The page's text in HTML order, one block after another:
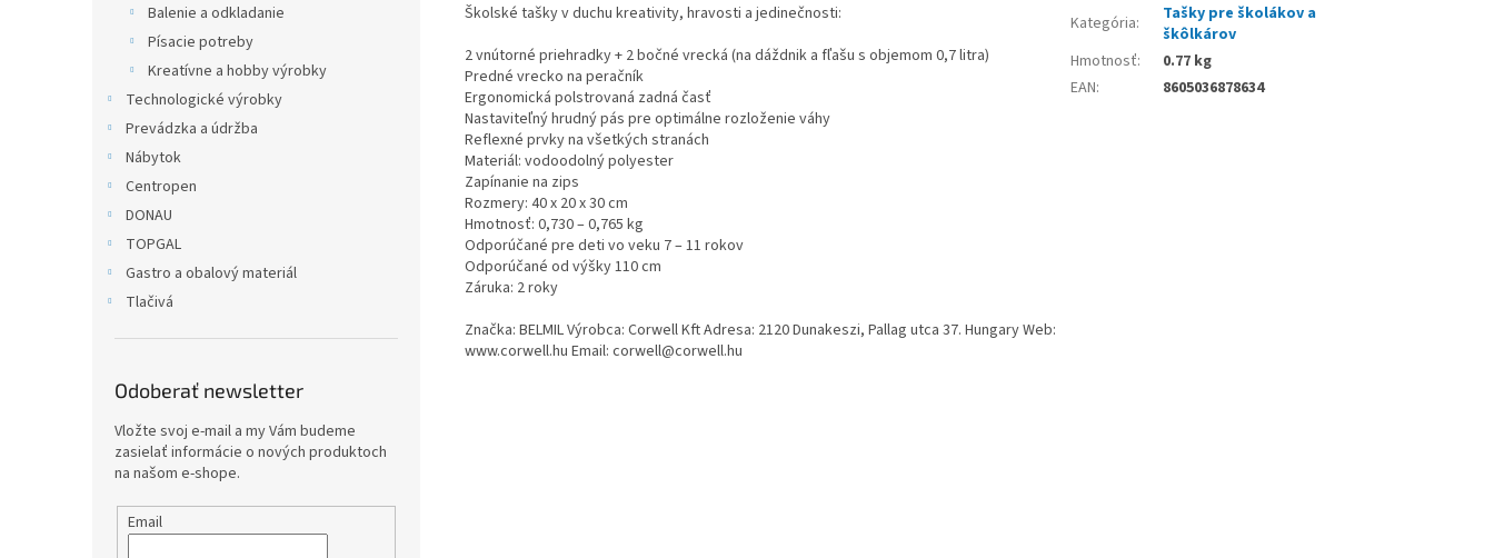
Balenie a odkladanie
Písacie potreby
Kreatívne a hobby výrobky
Technologické výrobky
Prevádzka a údržba
Nábytok
Centropen
DONAU
TOPGAL
Gastro a obalový materiál
Tlačivá
Odoberať newsletter
Vložte svoj e-mail a my Vám budeme
zasielať informácie o nových produktoch
na našom e-shope.
Email
Školské tašky v duchu kreativity, hravosti a jedinečnosti:
2 vnútorné priehradky + 2 bočné vrecká (na dáždnik a fľašu s objemom 0,7 litra)
Predné vrecko na peračník
Ergonomická polstrovaná zadná časť
Nastaviteľný hrudný pás pre optimálne rozloženie váhy
Reflexné prvky na všetkých stranách
Materiál: vodoodolný polyester
Zapínanie na zips
Rozmery: 40 x 20 x 30 cm
Hmotnosť: 0,730 – 0,765 kg
Odporúčané pre deti vo veku 7 – 11 rokov
Odporúčané od výšky 110 cm
Záruka: 2 roky
Značka: BELMIL Výrobca: Corwell Kft Adresa: 2120 Dunakeszi, Pallag utca 37. Hungary Web:
www.corwell.hu Email: corwell@corwell.hu
Kategória:
Tašky pre školákov a
škôlkárov
Hmotnosť:
0.77 kg
EAN: 8605036878634